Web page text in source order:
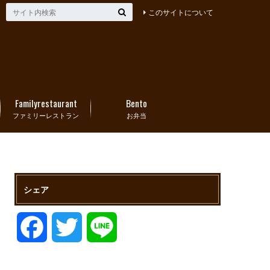
このサイトについて
ファミリーレストラン
Familyrestaurant
お弁当
Bento
シェア